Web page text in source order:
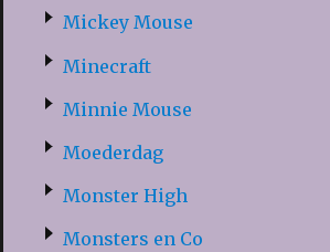
Mickey Mouse
Minecraft
Minnie Mouse
Moederdag
Monster High
Monsters en Co